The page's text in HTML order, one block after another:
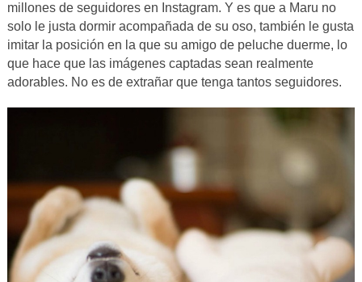
millones de seguidores en Instagram. Y es que a Maru no
solo le justa dormir acompañada de su oso, también le gusta
imitar la posición en la que su amigo de peluche duerme, lo
que hace que las imágenes captadas sean realmente
adorables. No es de extrañar que tenga tantos seguidores.